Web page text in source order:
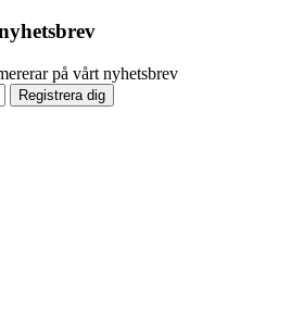
på vårt nyhetsbrev
Registrera dig